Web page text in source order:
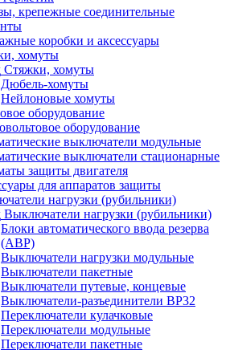
крепежные соединительные
коробки и аксессуары
хомуты
Стяжки, хомуты
Дюбель-хомуты
Нейлоновые хомуты
оборудование
оборудование
выключатели модульные
выключатели стационарные
защиты двигателя
для аппаратов защиты
нагрузки (рубильники)
Выключатели нагрузки (рубильники)
Блоки автоматического ввода резерва
(АВР)
Выключатели нагрузки модульные
Выключатели пакетные
Выключатели путевые, концевые
Выключатели-разъединители ВР32
Переключатели кулачковые
Переключатели модульные
Переключатели пакетные